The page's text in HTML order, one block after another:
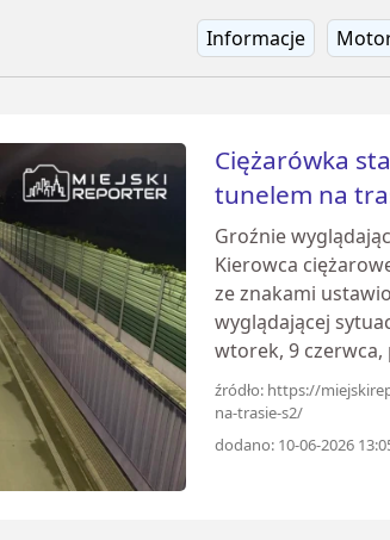
Informacje
Ciężarówka
tunelem na
Groźnie
Kierowca
ze znakami
wyglądającej
wtorek, 9 czerwca,
źródło: https://
na-trasie-s2/
dodano: 10-06-2026